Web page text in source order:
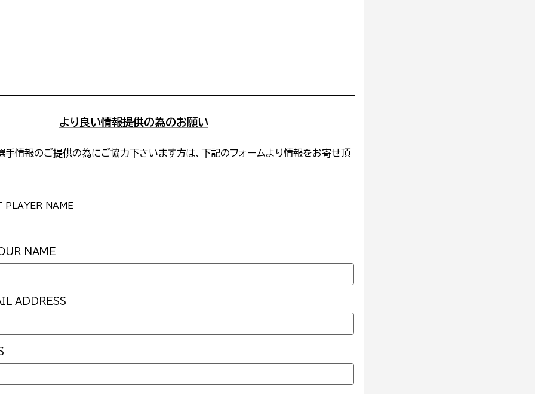
より良い情報提供の為のお願い
手情報のご提供の為にご協力下さいます方は、下記のフォームより情報をお寄せ頂
PLAYER NAME
NAME
ADDRESS